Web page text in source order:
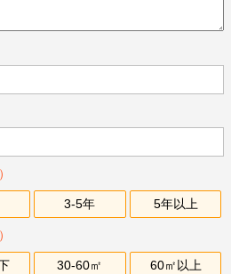
3-5年 5年以上
30-60㎡ 60㎡以上